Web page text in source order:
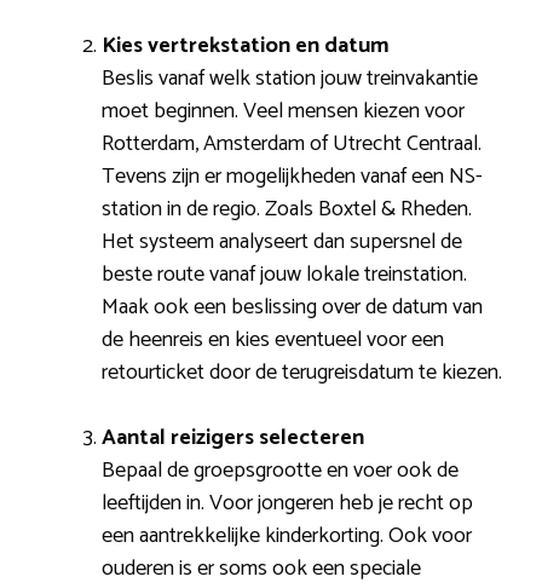
Kies vertrekstation en datum
Beslis vanaf welk station jouw treinvakantie
moet beginnen. Veel mensen kiezen voor
Rotterdam, Amsterdam of Utrecht Centraal.
Tevens zijn er mogelijkheden vanaf een NS-
station in de regio. Zoals Boxtel & Rheden.
Het systeem analyseert dan supersnel de
beste route vanaf jouw lokale treinstation.
Maak ook een beslissing over de datum van
de heenreis en kies eventueel voor een
retourticket door de terugreisdatum te kiezen.
Aantal reizigers selecteren
Bepaal de groepsgrootte en voer ook de
leeftijden in. Voor jongeren heb je recht op
een aantrekkelijke kinderkorting. Ook voor
ouderen is er soms ook een speciale